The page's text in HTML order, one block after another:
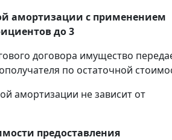
амортизации с применением
до 3
договора имущество
по остаточной
амортизации не зависит от
предоставления